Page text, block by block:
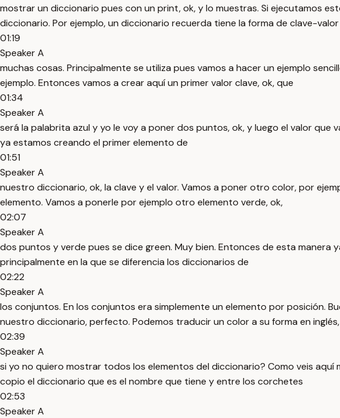
mostrar un diccionario pues con un print, ok, y lo muestras. Si ejecutamos
diccionario. Por ejemplo, un diccionario recuerda tiene la forma de clave-
01:19
Speaker A
muchas cosas. Principalmente se utiliza pues vamos a hacer un ejemplo
ejemplo. Entonces vamos a crear aquí un primer valor clave, ok, que
01:34
Speaker A
será la palabrita azul y yo le voy a poner dos puntos, ok, y luego el valor que
ya estamos creando el primer elemento de
01:51
Speaker A
nuestro diccionario, ok, la clave y el valor. Vamos a poner otro color, por
elemento. Vamos a ponerle por ejemplo otro elemento verde, ok,
02:07
Speaker A
dos puntos y verde pues se dice green. Muy bien. Entonces de esta
principalmente en la que se diferencia los diccionarios de
02:22
Speaker A
los conjuntos. En los conjuntos era simplemente un elemento por posición.
nuestro diccionario, perfecto. Podemos traducir un color a su forma en
02:39
Speaker A
si yo no quiero mostrar todos los elementos del diccionario? Como veis
copio el diccionario que es el nombre que tiene y entre los corchetes
02:53
Speaker A